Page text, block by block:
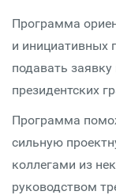
Программа
и инициативных
подавать
президентских
Программа
сильную
коллегами из
руководством